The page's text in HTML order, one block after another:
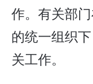
作。有关部
的统一组织
关工作。